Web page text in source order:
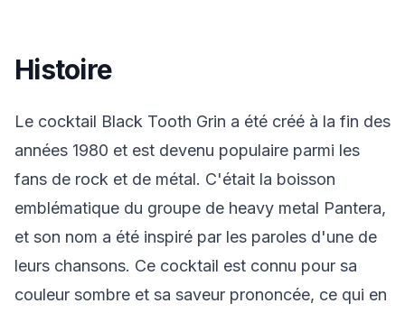
Histoire
Le cocktail Black Tooth Grin a été créé à la fin des
années 1980 et est devenu populaire parmi les
fans de rock et de métal. C'était la boisson
emblématique du groupe de heavy metal Pantera,
et son nom a été inspiré par les paroles d'une de
leurs chansons. Ce cocktail est connu pour sa
couleur sombre et sa saveur prononcée, ce qui en